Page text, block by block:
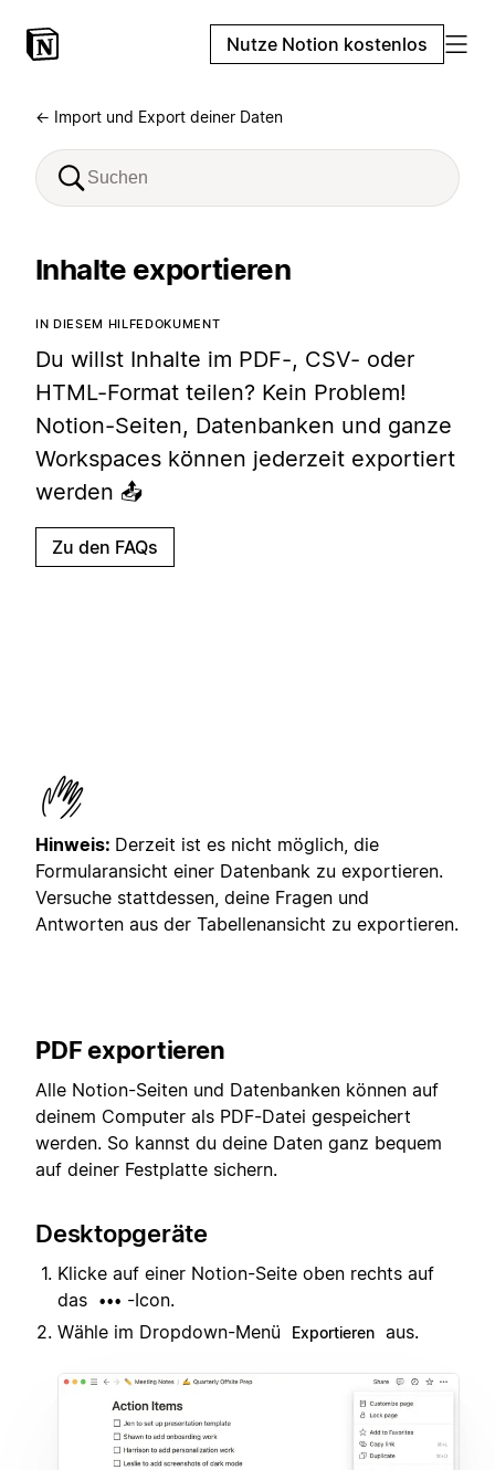
Nutze Notion kostenlos
← Import und Export deiner Daten
Inhalte exportieren
IN DIESEM HILFEDOKUMENT
Du willst Inhalte im PDF-, CSV- oder
HTML-Format teilen? Kein Problem!
Notion-Seiten, Datenbanken und ganze
Workspaces können jederzeit exportiert
werden 📤
Zu den FAQs
Hinweis: Derzeit ist es nicht möglich, die
Formularansicht einer Datenbank zu exportieren.
Versuche stattdessen, deine Fragen und
Antworten aus der Tabellenansicht zu exportieren.
PDF exportieren
Alle Notion-Seiten und Datenbanken können auf
deinem Computer als PDF-Datei gespeichert
werden. So kannst du deine Daten ganz bequem
auf deiner Festplatte sichern.
Desktopgeräte
Klicke auf einer Notion-Seite oben rechts auf
das
••• -Icon.
Wähle im Dropdown-Menü
Exportieren aus.